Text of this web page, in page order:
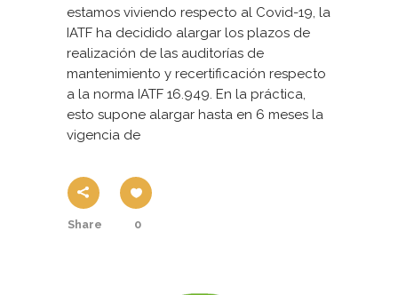
estamos viviendo respecto al Covid-19, la
IATF ha decidido alargar los plazos de
realización de las auditorías de
mantenimiento y recertificación respecto
a la norma IATF 16.949. En la práctica,
esto supone alargar hasta en 6 meses la
vigencia de
Share 0